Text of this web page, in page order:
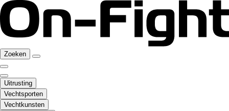
Zoeken
Uitrusting
Vechtsporten
Vechtkunsten